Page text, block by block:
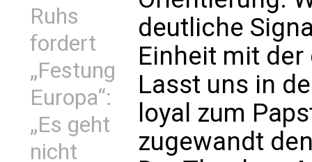
Ruhs
fordert
„Festung
Europa“:
„Es geht
nicht
deutliche
Einheit mit
Lasst uns in
loyal zum
zugewandt